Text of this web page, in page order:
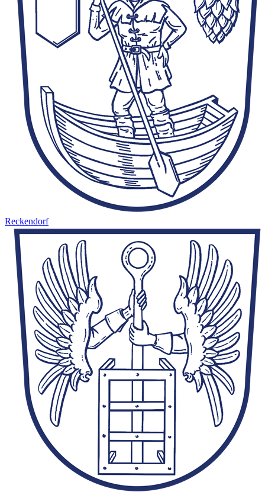
Reckendorf